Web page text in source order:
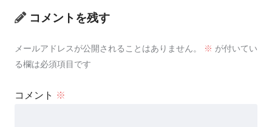
コメントを残す
メールアドレスが公開されることはありません。 ※ が付いてい
る欄は必須項目です
コメント ※